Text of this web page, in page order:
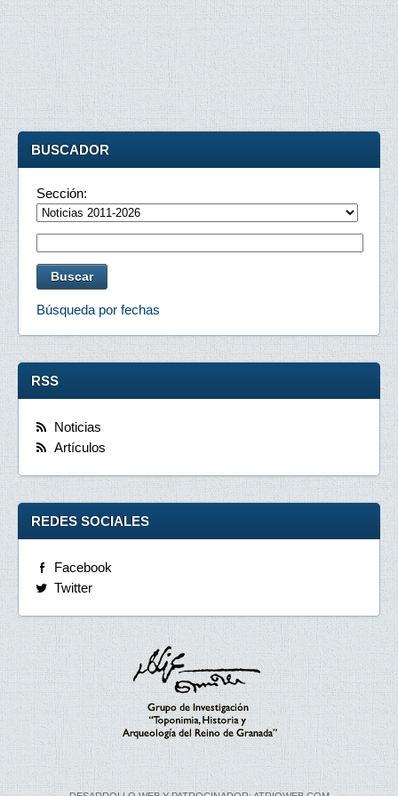
BUSCADOR
Sección:
Búsqueda por fechas
RSS
Noticias
Artículos
REDES SOCIALES
Facebook
Twitter